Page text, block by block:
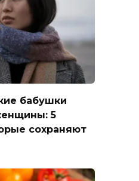
бабушки
5
сохраняют